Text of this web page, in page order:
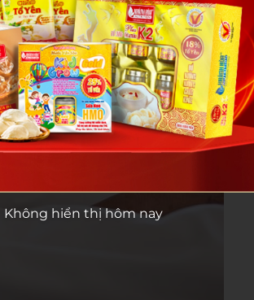
Không hiển thị hôm nay